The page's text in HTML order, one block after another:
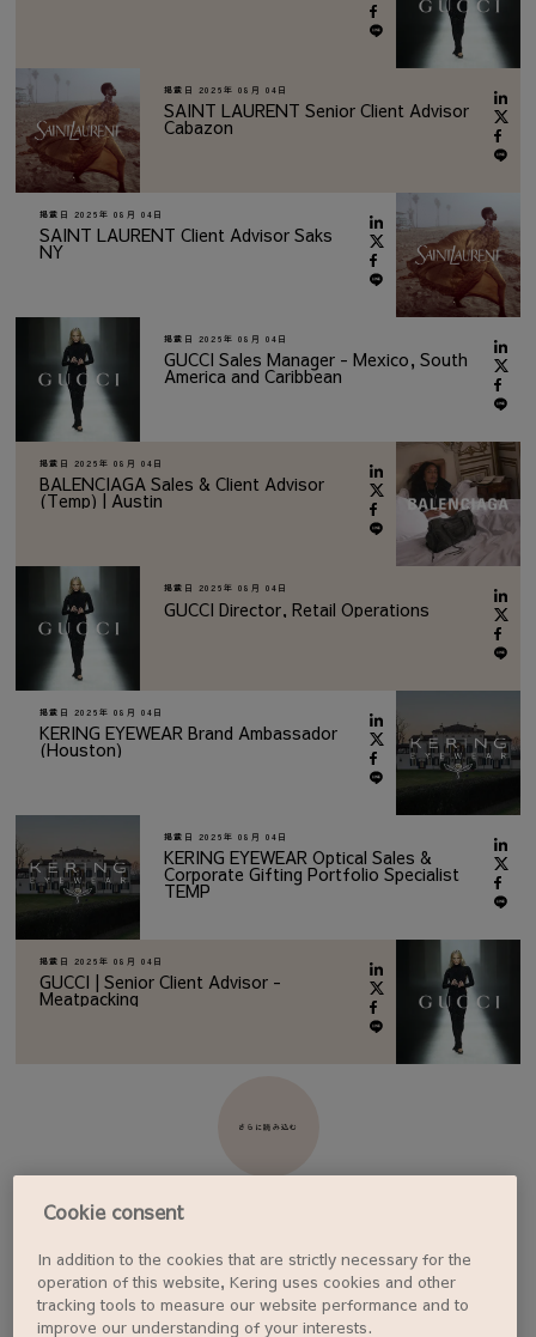
掲載日 2026年 08月 04日
SAINT LAURENT Senior Client Advisor
Cabazon
掲載日 2026年 08月 04日
SAINT LAURENT Client Advisor Saks
NY
掲載日 2026年 08月 04日
GUCCI Sales Manager - Mexico, South
America and Caribbean
掲載日 2026年 08月 04日
BALENCIAGA Sales & Client Advisor
(Temp) | Austin
掲載日 2026年 08月 04日
GUCCI Director, Retail Operations
掲載日 2026年 08月 04日
KERING EYEWEAR Brand Ambassador
(Houston)
掲載日 2026年 08月 04日
KERING EYEWEAR Optical Sales &
Corporate Gifting Portfolio Specialist
TEMP
掲載日 2026年 08月 04日
GUCCI | Senior Client Advisor -
Meatpacking
さらに読み込む
ジョブアラートを設定する
Cookie consent
In addition to the cookies that are strictly necessary for the
operation of this website, Kering uses cookies and other
tracking tools to measure our website performance and to
improve our understanding of your interests.